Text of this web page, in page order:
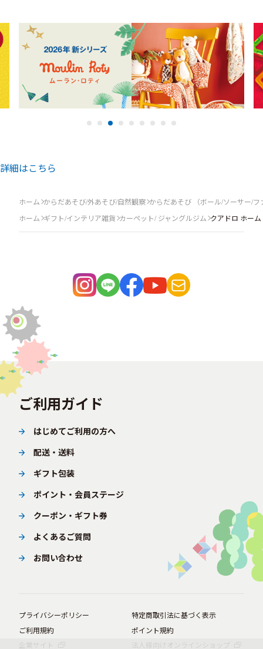
詳細はこちら
ホーム からだあそび/外あそび/自然観察 からだあそび （ボール/ソーサー/フ
ホーム ギフト/インテリア雑貨 カーペット/ ジャングルジム クアドロ ホー
ご利用ガイド
はじめてご利用の方へ
配送・送料
ギフト包装
ポイント・会員ステージ
クーポン・ギフト券
よくあるご質問
お問い合わせ
プライバシーポリシー
特定商取引法に基づく表示
ご利用規約
ポイント規約